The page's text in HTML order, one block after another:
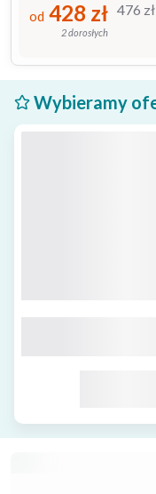
476 zł
od 428 zł
2 dorosłych
Wybieramy